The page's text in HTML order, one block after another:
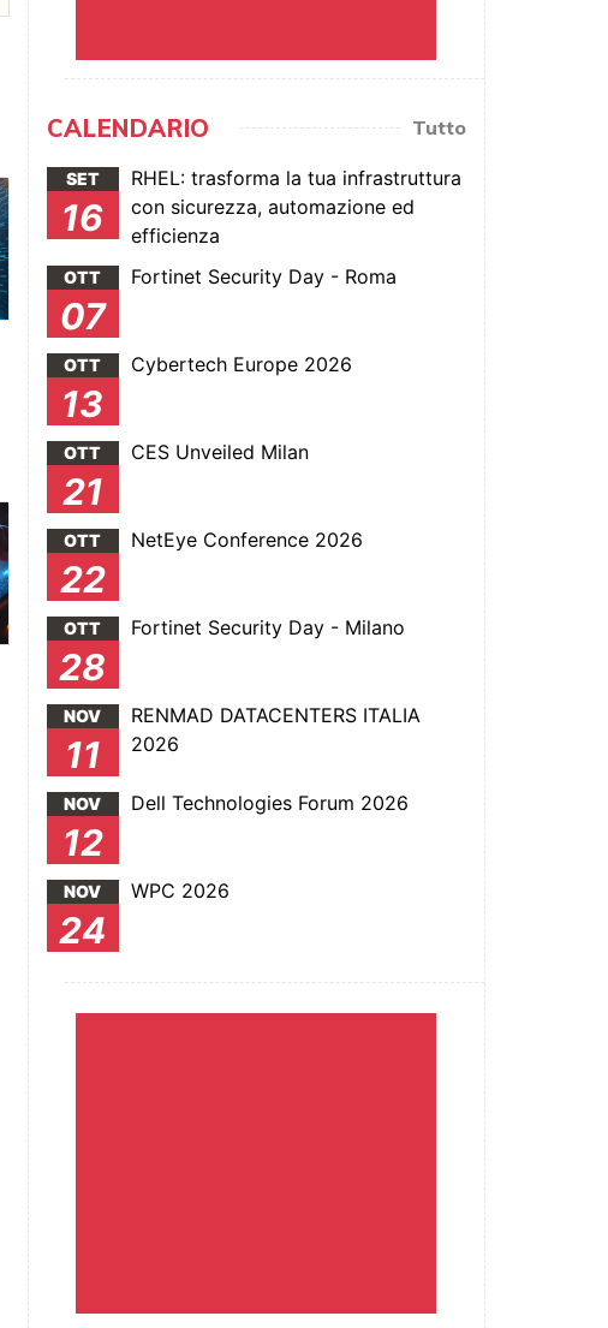
CALENDARIO Tutto
SET
16
RHEL: trasforma la tua infrastruttura
con sicurezza, automazione ed
efficienza
OTT
07
Fortinet Security Day - Roma
OTT
13
Cybertech Europe 2026
OTT
21
CES Unveiled Milan
OTT
22
NetEye Conference 2026
OTT
28
Fortinet Security Day - Milano
NOV
11
RENMAD DATACENTERS ITALIA
2026
NOV
12
Dell Technologies Forum 2026
NOV
24
WPC 2026